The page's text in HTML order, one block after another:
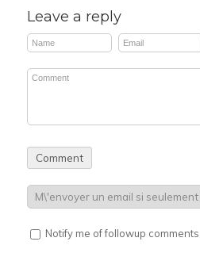
Leave a reply
Notify me of followup